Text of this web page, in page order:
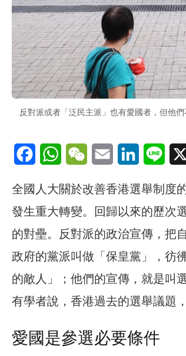
反對派或者「泛民主派」也有愛國者，但他
FacebookWhatsAppWeChatEmail LinkedInLine
全國人大關於改善香港選舉制度
發生重大轉變。回歸以來的歷次
的對壘。反對派的政治宣傳，把
政府的黨派叫做「保皇黨」，彷
的敵人」；他們的宣傳，就是叫
有學者說，香港過去的選舉議題
愛國是參選必要條件